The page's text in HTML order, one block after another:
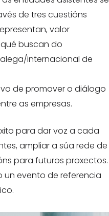
de tres cuestións
valor
buscan do
internacional de
de promover o diálogo
as empresas.
para dar voz a cada
ampliar a súa rede de
para futuros proxectos.
un evento de referencia